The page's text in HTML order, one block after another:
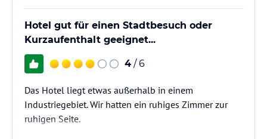
Hotel gut für einen Stadtbesuch oder
Kurzaufenthalt geeignet...
4 / 6
Das Hotel liegt etwas außerhalb in einem
Industriegebiet. Wir hatten ein ruhiges Zimmer zur
ruhigen Seite.